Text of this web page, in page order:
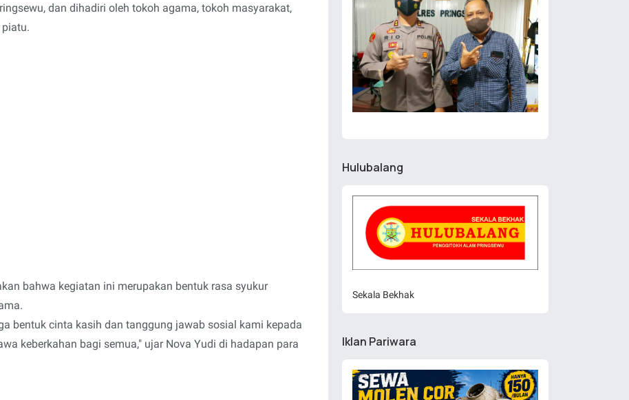
dan dihadiri oleh tokoh agama, tokoh masyarakat,
bahwa kegiatan ini merupakan bentuk rasa syukur
bentuk cinta kasih dan tanggung jawab sosial kami kepada
keberkahan bagi semua," ujar Nova Yudi di hadapan para
Hulubalang
Sekala Bekhak
Iklan Pariwara